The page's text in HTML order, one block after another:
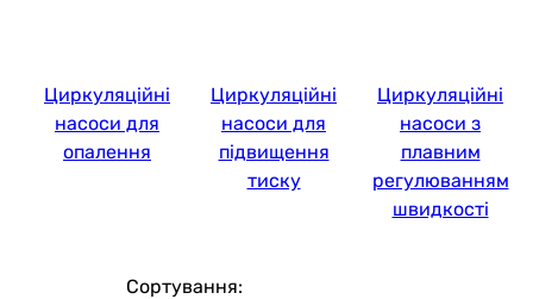
Циркуляційні
насоси для
опалення
Циркуляційні
насоси для
підвищення
тиску
Циркуляційні
насоси з
плавним
регулюванням
швидкості
Сортування: